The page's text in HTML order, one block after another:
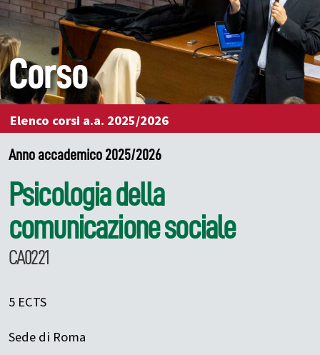
Corso
Elenco corsi a.a. 2025/2026
Anno accademico 2025/2026
Psicologia della
comunicazione sociale
CA0221
5 ECTS
Sede di Roma